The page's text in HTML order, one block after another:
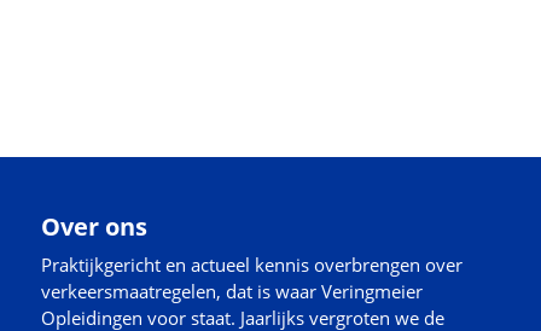
Over ons
Praktijkgericht en actueel kennis overbrengen over
verkeersmaatregelen, dat is waar Veringmeier
Opleidingen voor staat. Jaarlijks vergroten we de